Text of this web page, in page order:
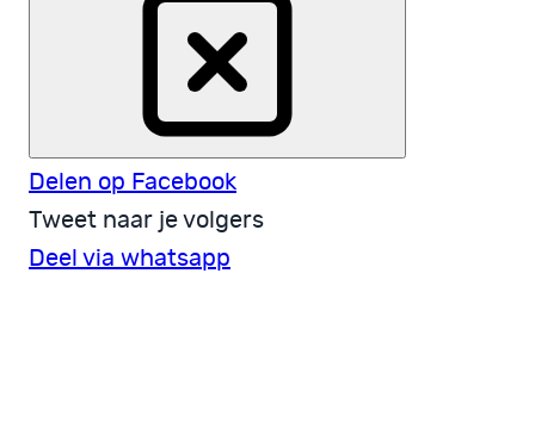
Delen op Facebook
Tweet naar je volgers
Deel via whatsapp